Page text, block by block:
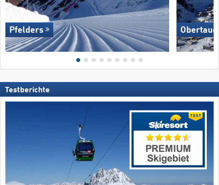
Pfelders
Testberichte